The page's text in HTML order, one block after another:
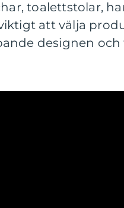
toalettstolar,
att välja
designen